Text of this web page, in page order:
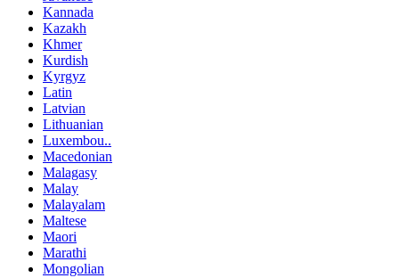
Kannada
Kazakh
Khmer
Kurdish
Kyrgyz
Latin
Latvian
Lithuanian
Luxembou..
Macedonian
Malagasy
Malay
Malayalam
Maltese
Maori
Marathi
Mongolian